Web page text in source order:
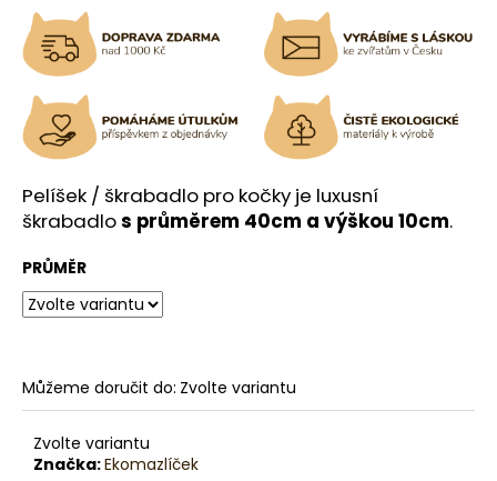
Pelíšek / škrabadlo pro kočky je luxusní
škrabadlos průměrem 40cm a výškou 10cm.
PRŮMĚR
Můžeme doručit do: Zvolte variantu
Zvolte variantu
Značka:Ekomazlíček
o
p
o
u
č
u
j
e
m
e